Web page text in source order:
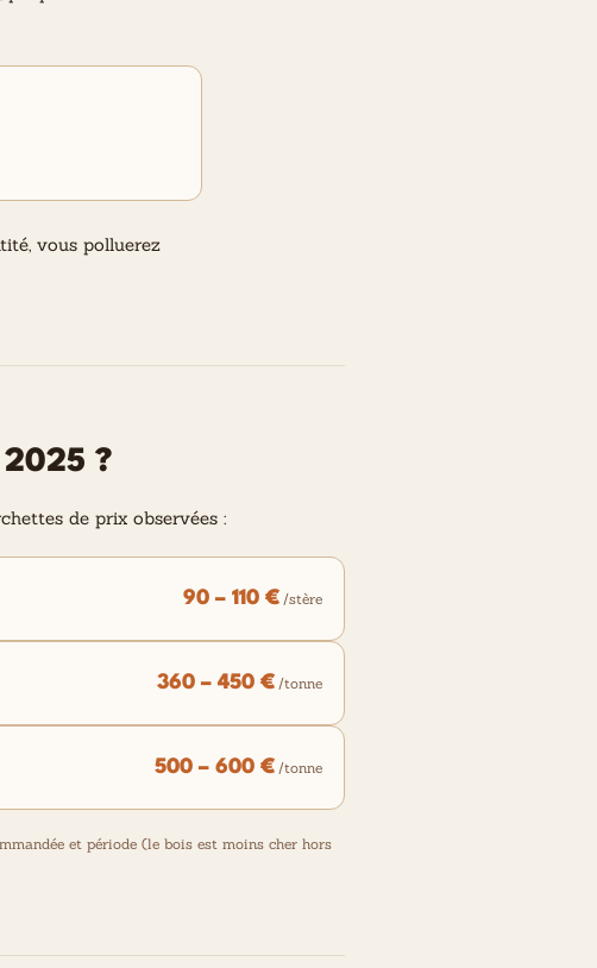
vous polluerez
?
de prix observées :
90 – 110 € /stère
360 – 450 € /tonne
500 – 600 € /tonne
et période (le bois est moins cher hors